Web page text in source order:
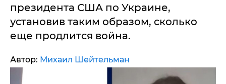
президента США по Украине,
установив таким образом, сколько
еще продлится война.
Автор: Михаил Шейтельман